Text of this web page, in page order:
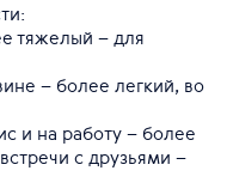
тяжелый – для
– более легкий, во
и на работу – более
с друзьями –